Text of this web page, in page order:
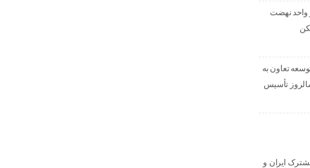
۳۹۶ هزار واحد نهضت
تعاون به
سالروز تأسیس
مشترک ایران و